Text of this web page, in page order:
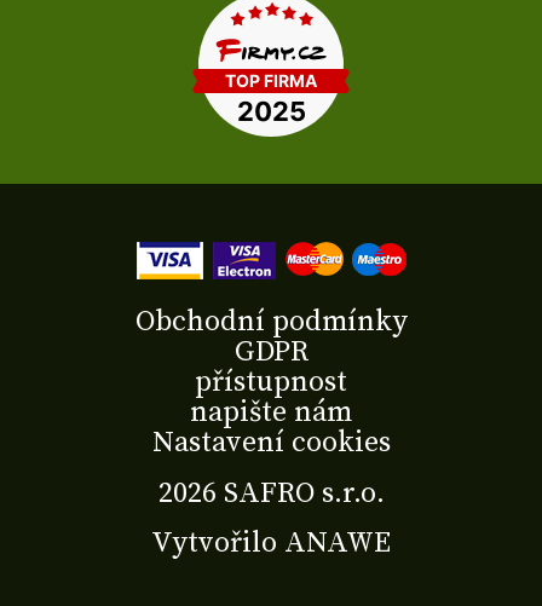
2026 SAFRO s.r.o.
Vytvořilo ANAWE
Obchodní podmínky
GDPR
přístupnost
napište nám
Nastavení cookies